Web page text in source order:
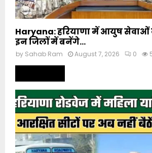
Haryana: हरियाणा में आयुष सेवाओं
इन जिलों में बनेंगे...
by Sahab Ram August 7, 2026 0